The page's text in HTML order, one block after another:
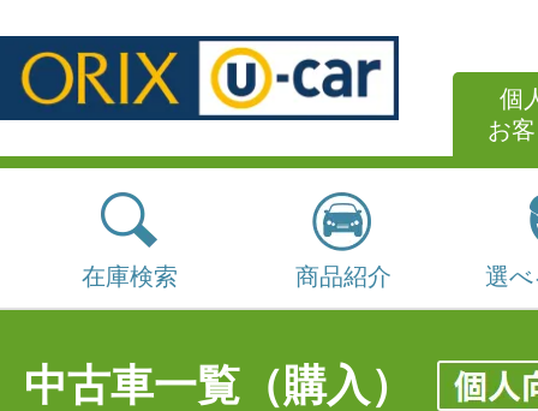
個
お
在庫検索 商品紹介 選
中古車一覧（購入）